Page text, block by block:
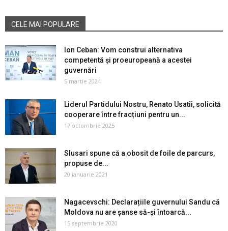
CELE MAI POPULARE
Ion Ceban: Vom construi alternativa
competentă și proeuropeană a acestei
guvernări
5 martie 2024
Liderul Partidului Nostru, Renato Usatîi, solicită
cooperare între fracțiuni pentru un...
17 octombrie 2025
Slusari spune că a obosit de foile de parcurs,
propuse de...
20 ianuarie 2021
Nagacevschi: Declarațiile guvernului Sandu că
Moldova nu are șanse să-și întoarcă...
15 septembrie 2020